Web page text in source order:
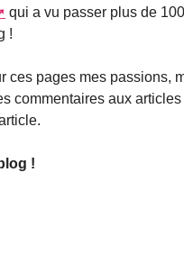
qui a vu passer plus de
!
ces pages mes passions,
commentaires aux
!